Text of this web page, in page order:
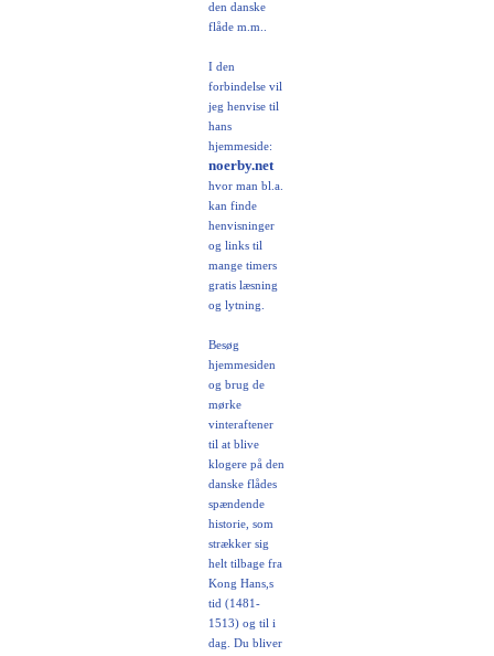
den danske
flåde m.m..
I den
forbindelse vil
jeg henvise til
hans
hjemmeside:
noerby.net
hvor man bl.a.
kan finde
henvisninger
og links til
mange timers
gratis læsning
og lytning.
Besøg
hjemmesiden
og brug de
mørke
vinteraftener
til at blive
klogere på den
danske flådes
spændende
historie, som
strækker sig
helt tilbage fra
Kong Hans,s
tid (1481-
1513) og til i
dag. Du bliver